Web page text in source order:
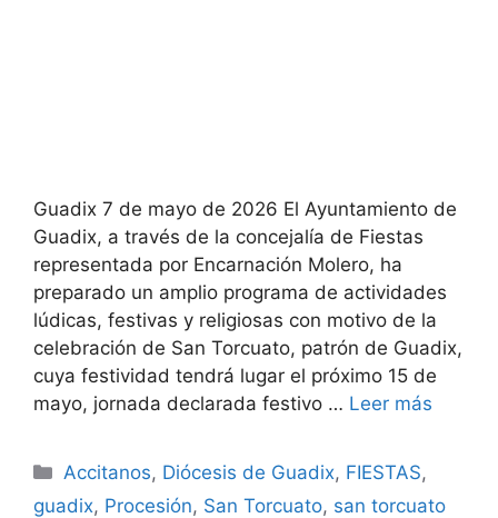
Guadix 7 de mayo de 2026 El Ayuntamiento de
Guadix, a través de la concejalía de Fiestas
representada por Encarnación Molero, ha
preparado un amplio programa de actividades
lúdicas, festivas y religiosas con motivo de la
celebración de San Torcuato, patrón de Guadix,
cuya festividad tendrá lugar el próximo 15 de
mayo, jornada declarada festivo … Leer más
Categorías
Accitanos, Diócesis de Guadix, FIESTAS,
guadix, Procesión, San Torcuato, san torcuato